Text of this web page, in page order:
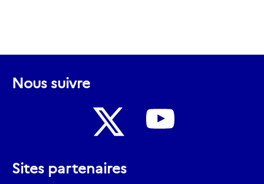
Nous suivre
suivre
Sites partenaires